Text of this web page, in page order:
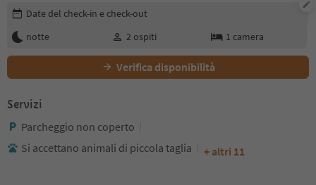
Modifica i dettagli della prenotazione
Date del check-in e check-out
notte
2 ospiti 1 camera
Verifica disponibilità
Servizi
Parcheggio non coperto
Si accettano animali di piccola taglia
+ altri 11